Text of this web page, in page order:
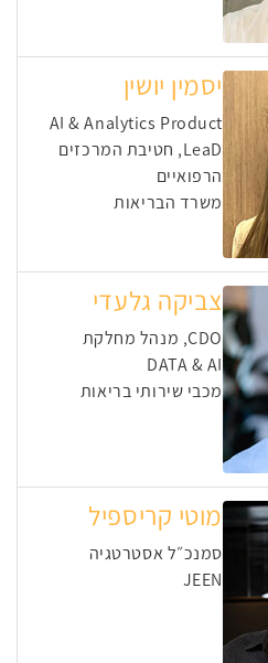
יסמין יושין
⁠AI & Analytics Product
LeaD, חטיבת המרכזים
הרפואיים
משרד הבריאות
צביקה גלעדי
CDO, מנהל מחלקת
DATA & AI
מכבי שירותי בריאות
מוטי קריספיל
סמנכ״ל אסטרטגיה
JEEN